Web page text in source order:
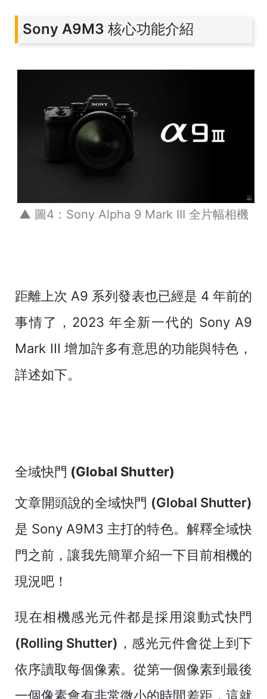
Sony A9M3 核心功能介紹
▲ 圖4：Sony Alpha 9 Mark III 全片幅相機
距離上次 A9 系列發表也已經是 4 年前的
事情了，2023 年全新一代的 Sony A9
Mark III 增加許多有意思的功能與特色，
詳述如下。
全域快門 (Global Shutter)
文章開頭說的全域快門 (Global Shutter)
是 Sony A9M3 主打的特色。解釋全域快
門之前，讓我先簡單介紹一下目前相機的
現況吧！
現在相機感光元件都是採用滾動式快門
(Rolling Shutter) ，感光元件會從上到下
依序讀取每個像素。從第一個像素到最後
一個像素會有非常微小的時間差距，這就